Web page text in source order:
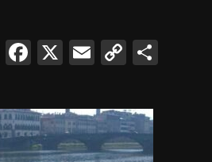
W
at
s
A
F
c
e
b
X E
ai
l
C
p
y
Li